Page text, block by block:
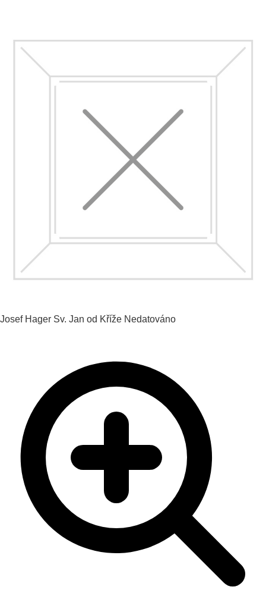
Josef Hager Sv. Jan od Kříže Nedatováno